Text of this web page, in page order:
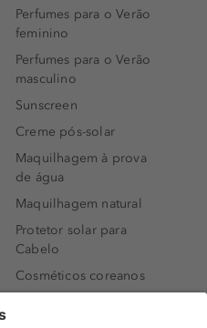
Perfumes para o Verão
feminino
Perfumes para o Verão
masculino
Sunscreen
Creme pós-solar
Maquilhagem à prova
de água
Maquilhagem natural
Protetor solar para
Cabelo
Cosméticos coreanos